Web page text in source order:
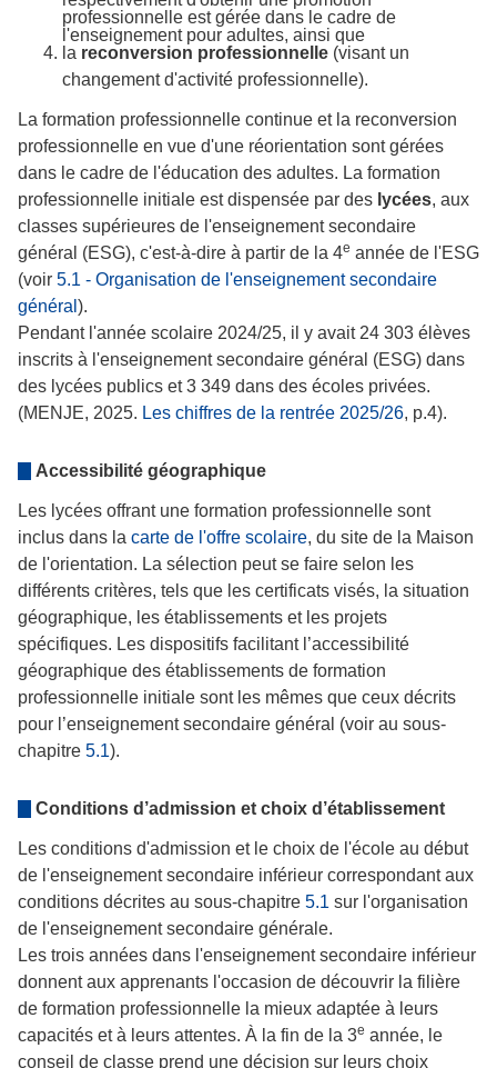
professionnelle est gérée dans le cadre de
l'enseignement pour adultes, ainsi que
la reconversion professionnelle (visant un
changement d'activité professionnelle).
La formation professionnelle continue et la reconversion
professionnelle en vue d'une réorientation sont gérées
dans le cadre de l'éducation des adultes. La formation
professionnelle initiale est dispensée par des lycées, aux
classes supérieures de l'enseignement secondaire
général (ESG), c'est-à-dire à partir de la 4e année de l'ESG
(voir 5.1 - Organisation de l'enseignement secondaire
général ).
Pendant l'année scolaire 2024/25, il y avait 24 303 élèves
inscrits à l'enseignement secondaire général (ESG) dans
des lycées publics et 3 349 dans des écoles privées.
(MENJE, 2025. Les chiffres de la rentrée 2025/26, p.4).
Accessibilité géographique
Les lycées offrant une formation professionnelle sont
inclus dans la carte de l'offre scolaire, du site de la Maison
de l'orientation. La sélection peut se faire selon les
différents critères, tels que les certificats visés, la situation
géographique, les établissements et les projets
spécifiques. Les dispositifs facilitant l’accessibilité
géographique des établissements de formation
professionnelle initiale sont les mêmes que ceux décrits
pour l’enseignement secondaire général (voir au sous-
chapitre 5.1).
Conditions d’admission et choix d’établissement
Les conditions d'admission et le choix de l'école au début
de l'enseignement secondaire inférieur correspondant aux
conditions décrites au sous-chapitre 5.1 sur l'organisation
de l'enseignement secondaire générale.
Les trois années dans l'enseignement secondaire inférieur
donnent aux apprenants l'occasion de découvrir la filière
de formation professionnelle la mieux adaptée à leurs
capacités et à leurs attentes. À la fin de la 3e année, le
conseil de classe prend une décision sur leurs choix